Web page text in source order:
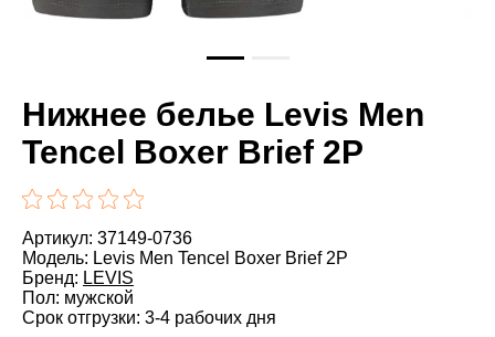
Нижнее белье Levis Men
Tencel Boxer Brief 2P
Артикул: 37149-0736
Модель: Levis Men Tencel Boxer Brief 2P
Бренд: LEVIS
Пол: мужской
Срок отгрузки: 3-4 рабочих дня